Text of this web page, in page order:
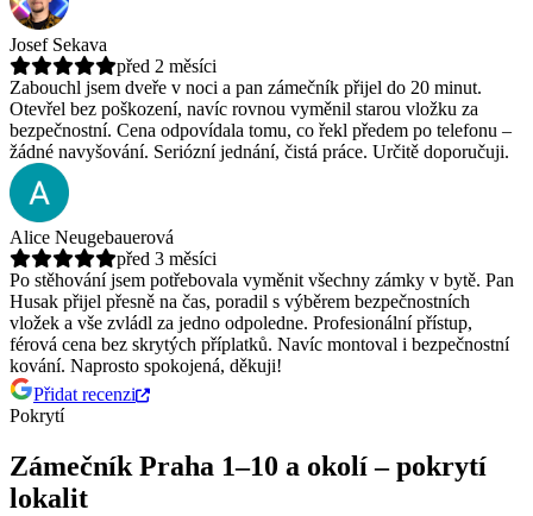
Josef Sekava
před 2 měsíci
Zabouchl jsem dveře v noci a pan zámečník přijel do 20 minut.
Otevřel bez poškození, navíc rovnou vyměnil starou vložku za
bezpečnostní. Cena odpovídala tomu, co řekl předem po telefonu –
žádné navyšování. Seriózní jednání, čistá práce. Určitě doporučuji.
Alice Neugebauerová
před 3 měsíci
Po stěhování jsem potřebovala vyměnit všechny zámky v bytě. Pan
Husak přijel přesně na čas, poradil s výběrem bezpečnostních
vložek a vše zvládl za jedno odpoledne. Profesionální přístup,
férová cena bez skrytých příplatků. Navíc montoval i bezpečnostní
kování. Naprosto spokojená, děkuji!
Přidat recenzi
Pokrytí
Zámečník Praha 1–10 a okolí – pokrytí
lokalit